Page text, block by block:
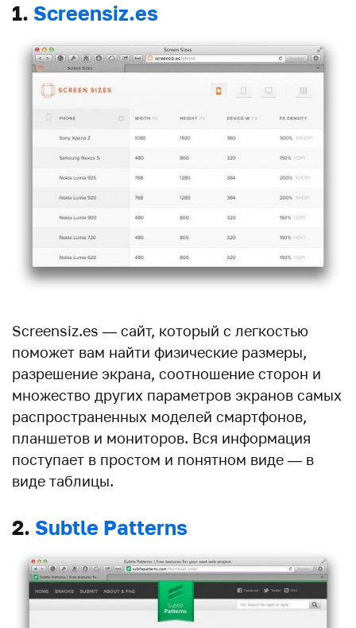
1. Screensiz.es
Screensiz.es — сайт, который с легкостью
поможет вам найти физические размеры,
разрешение экрана, соотношение сторон и
множество других параметров экранов самых
распространенных моделей смартфонов,
планшетов и мониторов. Вся информация
поступает в простом и понятном виде — в
виде таблицы.
2. Subtle Patterns